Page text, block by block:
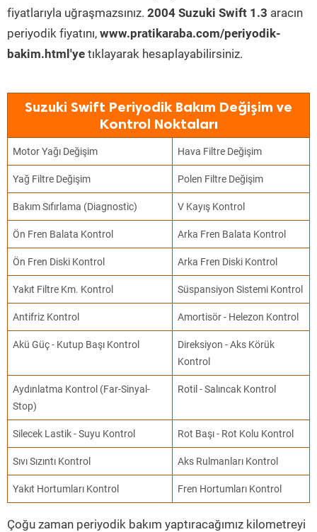
fiyatlarıyla uğraşmazsınız. 2004 Suzuki Swift 1.3 aracın
periyodik fiyatını, www.pratikaraba.com/periyodik-
bakim.html'ye tıklayarak hesaplayabilirsiniz.
Suzuki Swift Periyodik Bakım Değişim ve
Kontrol Noktaları
Motor Yağı Değişim Hava Filtre Değişim
Yağ Filtre Değişim Polen Filtre Değişim
Bakım Sıfırlama (Diagnostic) V Kayış Kontrol
Ön Fren Balata Kontrol Arka Fren Balata Kontrol
Ön Fren Diski Kontrol Arka Fren Diski Kontrol
Yakıt Filtre Km. Kontrol Süspansiyon Sistemi Kontrol
Antifriz Kontrol Amortisör - Helezon Kontrol
Akü Güç - Kutup Başı Kontrol
Direksiyon - Aks Körük
Kontrol
Aydınlatma Kontrol (Far-Sinyal-
Stop)
Rotil - Salıncak Kontrol
Silecek Lastik - Suyu Kontrol Rot Başı - Rot Kolu Kontrol
Sıvı Sızıntı Kontrol Aks Rulmanları Kontrol
Yakıt Hortumları Kontrol Fren Hortumları Kontrol
Çoğu zaman periyodik bakım yaptıracağımız kilometreyi